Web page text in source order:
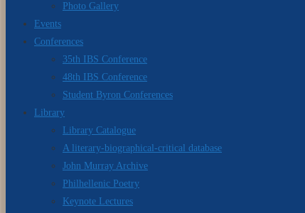
Photo Gallery
Events
Conferences
35th IBS Conference
48th IBS Conference
Student Byron Conferences
Library
Library Catalogue
A literary-biographical-critical database
John Murray Archive
Philhellenic Poetry
Keynote Lectures